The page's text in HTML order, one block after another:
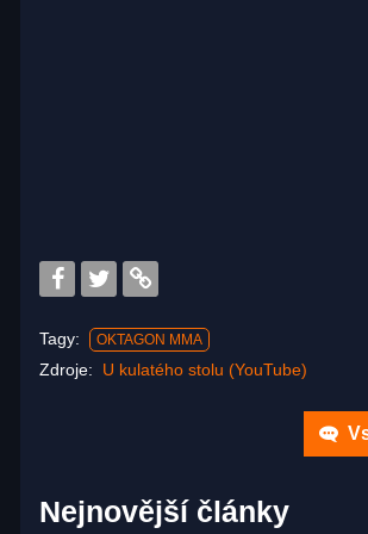
Tagy: OKTAGON MMA
Zdroje: U kulatého stolu (YouTube)
Nejnovější články